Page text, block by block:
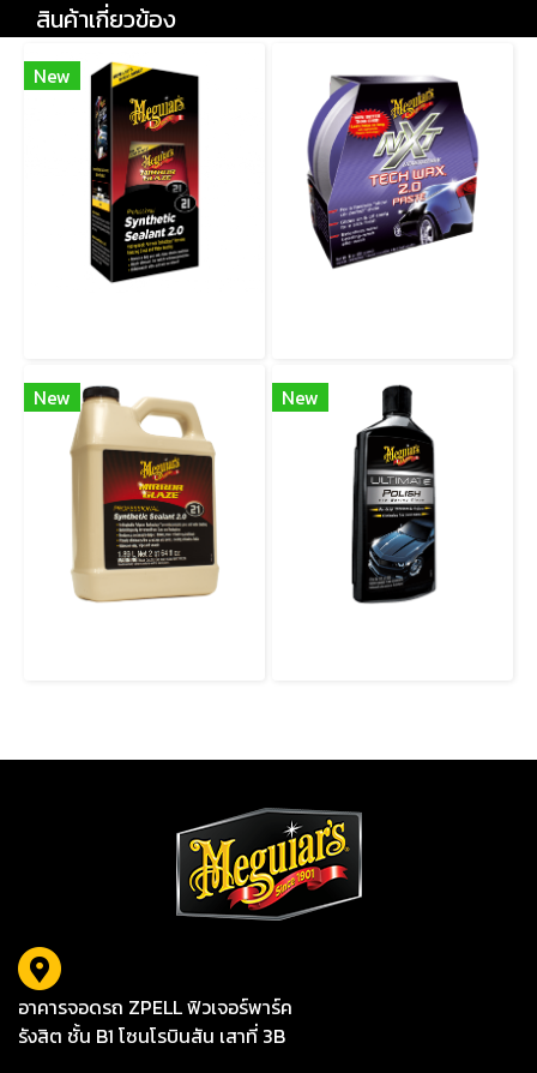
สินค้าเกี่ยวข้อง
New
New New
อาคารจอดรถ ZPELL ฟิวเจอร์พาร์ค
รังสิต ชั้น B1 โซนโรบินสัน เสาที่ 3B